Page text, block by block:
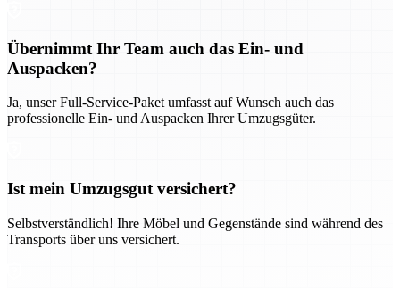
Übernimmt Ihr Team auch das Ein- und
Auspacken?
Ja, unser Full-Service-Paket umfasst auf Wunsch auch das
professionelle Ein- und Auspacken Ihrer Umzugsgüter.
Ist mein Umzugsgut versichert?
Selbstverständlich! Ihre Möbel und Gegenstände sind während des
Transports über uns versichert.